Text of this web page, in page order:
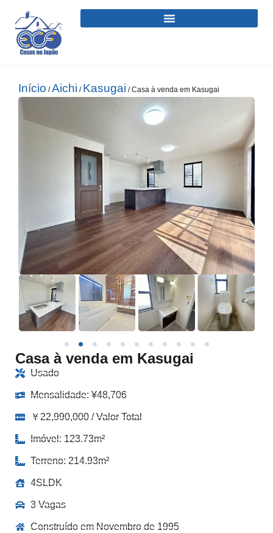
Início /Aichi / Kasugai / Casa à venda em Kasugai
Casa à venda em Kasugai
Usado
Mensalidade: ¥48,706
￥22,990,000 / Valor Total
Imóvel: 123.73m²
Terreno: 214.93m²
4SLDK
3 Vagas
Construído em Novembro de 1995